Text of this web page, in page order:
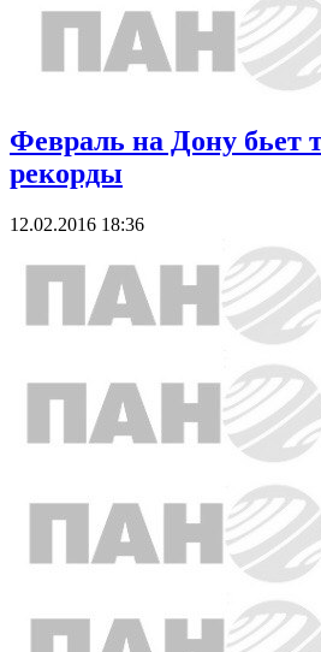
Февраль на Дону бьет
рекорды
12.02.2016 18:36